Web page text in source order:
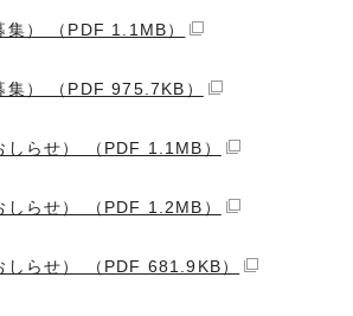
集） （PDF 1.1MB）
集） （PDF 975.7KB）
しらせ） （PDF 1.1MB）
しらせ） （PDF 1.2MB）
しらせ） （PDF 681.9KB）